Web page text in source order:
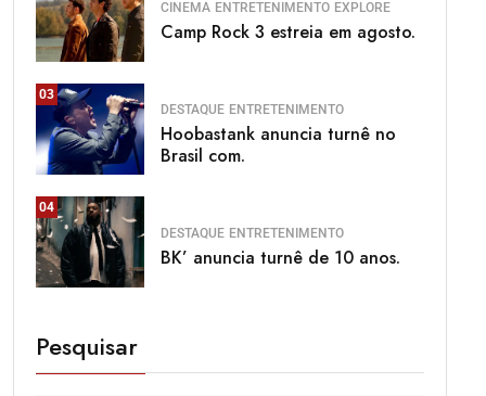
CINEMA ENTRETENIMENTO EXPLORE
Camp Rock 3 estreia em agosto.
03
DESTAQUE ENTRETENIMENTO
Hoobastank anuncia turnê no
Brasil com.
04
DESTAQUE ENTRETENIMENTO
BK’ anuncia turnê de 10 anos.
Pesquisar